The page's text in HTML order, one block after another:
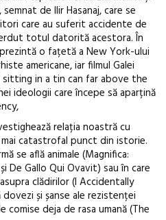
de Ilir Hasanaj, care se
care au suferit accidente de
totul datorită acestora. În
o fațetă a New York-ului
americane, iar filmul Galei
sitting in a tin can far above the
ideologii care începe să aparțină
relația noastră cu
catastrofal punct din istorie.
se află animale (Magnifica:
De Gallo Qui Ovavit) sau în care
clădirilor (I Accidentally
și șanse ale rezistenței
deja de rasa umană (The